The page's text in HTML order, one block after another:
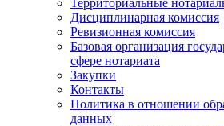
Территориальные
Дисциплинарная комиссия
Ревизионная комиссия
Базовая организация
сфере нотариата
Закупки
Контакты
Политика в отношении
данных